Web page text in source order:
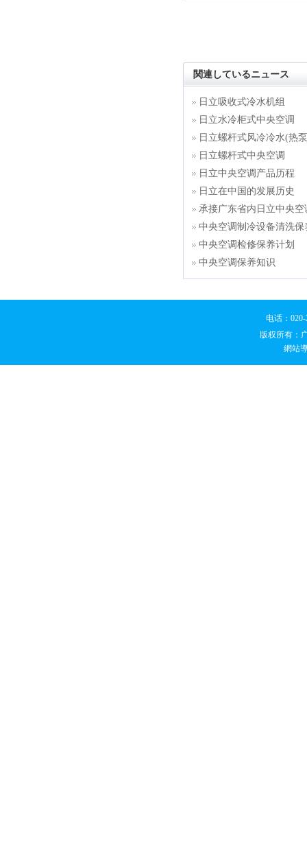
関連しているニュース
日立吸收式冷水机组
日立水冷柜式中央空调
日立螺杆式风冷冷水(热
日立螺杆式中央空调
日立中央空调产品历程
日立在中国的发展历史
承接广东省内日立中央
中央空调制冷设备清洗保
中央空调检修保养计划
中央空调保养知识
电话：
版权所有：
網站